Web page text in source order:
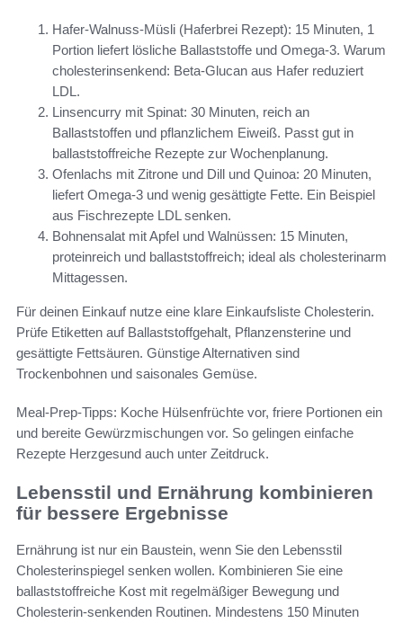
Hafer‑Walnuss‑Müsli (Haferbrei Rezept): 15 Minuten, 1
Portion liefert lösliche Ballaststoffe und Omega‑3. Warum
cholesterinsenkend: Beta‑Glucan aus Hafer reduziert
LDL.
Linsencurry mit Spinat: 30 Minuten, reich an
Ballaststoffen und pflanzlichem Eiweiß. Passt gut in
ballaststoffreiche Rezepte zur Wochenplanung.
Ofenlachs mit Zitrone und Dill und Quinoa: 20 Minuten,
liefert Omega‑3 und wenig gesättigte Fette. Ein Beispiel
aus Fischrezepte LDL senken.
Bohnensalat mit Apfel und Walnüssen: 15 Minuten,
proteinreich und ballaststoffreich; ideal als cholesterinarm
Mittagessen.
Für deinen Einkauf nutze eine klare Einkaufsliste Cholesterin.
Prüfe Etiketten auf Ballaststoffgehalt, Pflanzensterine und
gesättigte Fettsäuren. Günstige Alternativen sind
Trockenbohnen und saisonales Gemüse.
Meal‑Prep‑Tipps: Koche Hülsenfrüchte vor, friere Portionen ein
und bereite Gewürzmischungen vor. So gelingen einfache
Rezepte Herzgesund auch unter Zeitdruck.
Lebensstil und Ernährung kombinieren
für bessere Ergebnisse
Ernährung ist nur ein Baustein, wenn Sie den Lebensstil
Cholesterinspiegel senken wollen. Kombinieren Sie eine
ballaststoffreiche Kost mit regelmäßiger Bewegung und
Cholesterin-senkenden Routinen. Mindestens 150 Minuten